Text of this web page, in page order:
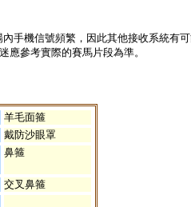
手機信號頻繁，因此其他接收系統有
應參考實際的賽馬片段為準。
羊毛面箍
戴防沙眼罩
鼻箍
交叉鼻箍